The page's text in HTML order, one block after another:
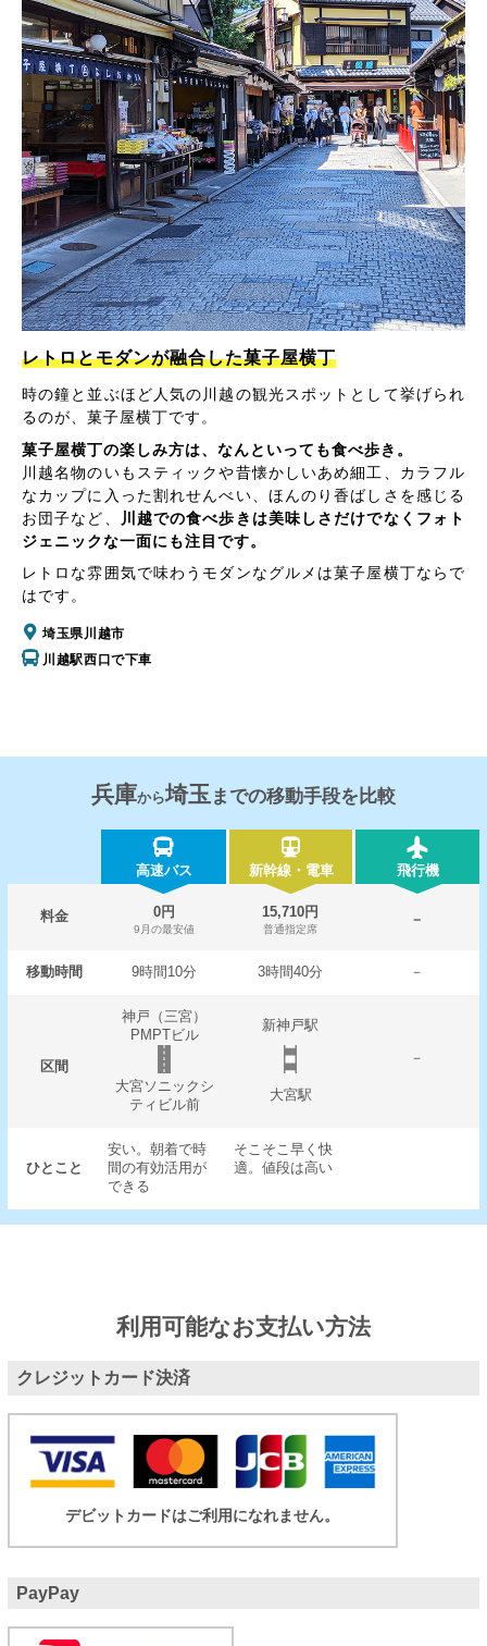
レトロとモダンが融合した菓子屋横丁
時の鐘と並ぶほど人気の川越の観光スポットとして挙げられ
るのが、菓子屋横丁です。
菓子屋横丁の楽しみ方は、なんといっても食べ歩き。
川越名物のいもスティックや昔懐かしいあめ細工、カラフル
なカップに入った割れせんべい、ほんのり香ばしさを感じる
お団子など、
川越での食べ歩きは美味しさだけでなくフォト
ジェニックな一面にも注目です。
レトロな雰囲気で味わうモダンなグルメは菓子屋横丁ならで
はです。
埼玉県川越市
川越駅西口で下車
兵庫から埼玉 までの移動手段を比較
高速バス 新幹線・電車 飛行機
料金 0円
9月の最安値
15,710円
普通指定席
－
移動時間 9時間10分 3時間40分 －
区間
神戸（三宮）
PMPTビル
新神戸駅
－
大宮ソニックシ
ティビル前
大宮駅
ひとこと
安い。朝着で時
間の有効活用が
できる
そこそこ早く快
適。値段は高い
利用可能なお支払い方法
クレジットカード決済
デビットカードはご利用になれません。
PayPay